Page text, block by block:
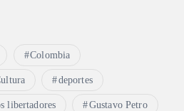
Colombia
deportes
libertadores Gustavo Petro